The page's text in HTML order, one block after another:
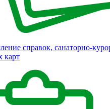
справок, санаторно-
карт